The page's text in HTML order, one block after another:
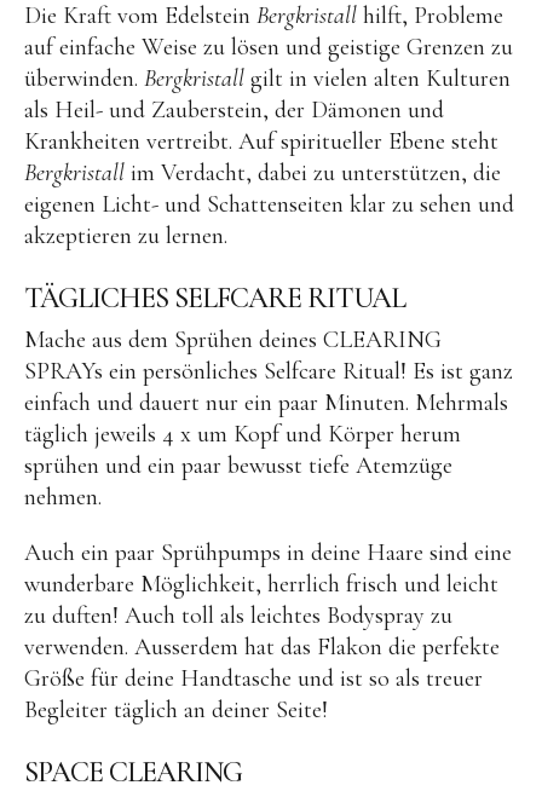
Die Kraft vom Edelstein Bergkristall hilft, Probleme
auf einfache Weise zu lösen und geistige Grenzen zu
überwinden. Bergkristall gilt in vielen alten Kulturen
als Heil- und Zauberstein, der Dämonen und
Krankheiten vertreibt. Auf spiritueller Ebene steht
Bergkristall im Verdacht, dabei zu unterstützen, die
eigenen Licht- und Schattenseiten klar zu sehen und
akzeptieren zu lernen.
TÄGLICHES SELFCARE RITUAL
Mache aus dem Sprühen deines CLEARING
SPRAYs ein persönliches Selfcare Ritual! Es ist ganz
einfach und dauert nur ein paar Minuten. Mehrmals
täglich jeweils 4 x um Kopf und Körper herum
sprühen und ein paar bewusst tiefe Atemzüge
nehmen.
Auch ein paar Sprühpumps in deine Haare sind eine
wunderbare Möglichkeit, herrlich frisch und leicht
zu duften! Auch toll als leichtes Bodyspray zu
verwenden. Ausserdem hat das Flakon die perfekte
Größe für deine Handtasche und ist so als treuer
Begleiter täglich an deiner Seite!
SPACE CLEARING